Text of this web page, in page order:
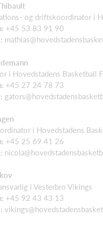
og driftskoordinator i
+45 53 83 91 90
i Hovedstadens Basketball
+45 27 24 78 73
i Hovedstadens
+45 25 69 41 26
i Vesterbro Vikings
+45 92 43 43 13